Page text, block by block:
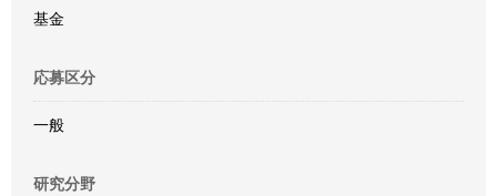
基金
応募区分
一般
研究分野